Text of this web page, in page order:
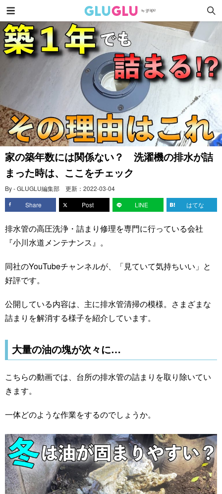
家の築年数には関係ない？ 洗濯機の排水が詰
まった時は、ここをチェック
By - GLUGLU編集部 更新： 2022-03-04
Share
Post LINE はてな
排水管の高圧洗浄・詰まり修理を専門に行っている会社
『小川水道メンテナンス』。
同社のYouTubeチャンネルが、「見ていて気持ちいい」と
好評です。
公開している内容は、主に排水管清掃の模様。さまざまな
詰まりを解消する様子を紹介しています。
大量の油の塊が次々に…
こちらの動画では、台所の排水管の詰まりを取り除いてい
きます。
一体どのような作業をするのでしょうか。